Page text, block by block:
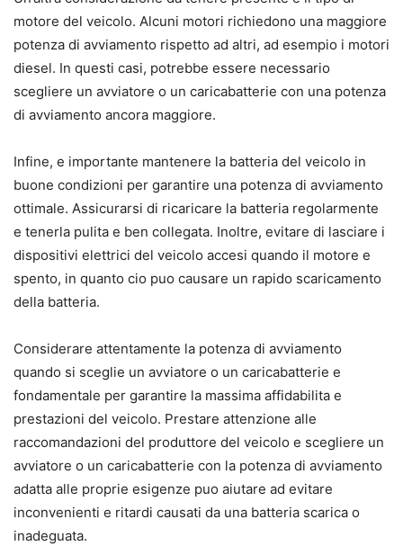
motore del veicolo. Alcuni motori richiedono una maggiore
potenza di avviamento rispetto ad altri, ad esempio i motori
diesel. In questi casi, potrebbe essere necessario
scegliere un avviatore o un caricabatterie con una potenza
di avviamento ancora maggiore.
Infine, e importante mantenere la batteria del veicolo in
buone condizioni per garantire una potenza di avviamento
ottimale. Assicurarsi di ricaricare la batteria regolarmente
e tenerla pulita e ben collegata. Inoltre, evitare di lasciare i
dispositivi elettrici del veicolo accesi quando il motore e
spento, in quanto cio puo causare un rapido scaricamento
della batteria.
Considerare attentamente la potenza di avviamento
quando si sceglie un avviatore o un caricabatterie e
fondamentale per garantire la massima affidabilita e
prestazioni del veicolo. Prestare attenzione alle
raccomandazioni del produttore del veicolo e scegliere un
avviatore o un caricabatterie con la potenza di avviamento
adatta alle proprie esigenze puo aiutare ad evitare
inconvenienti e ritardi causati da una batteria scarica o
inadeguata.